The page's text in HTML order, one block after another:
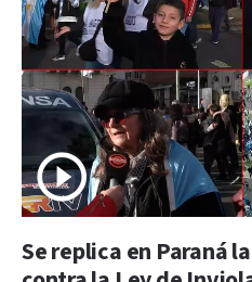
Se replica en Paraná